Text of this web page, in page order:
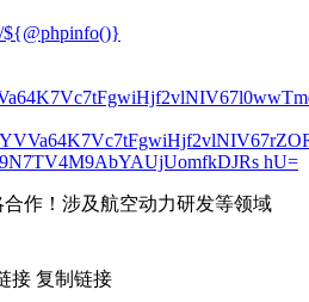
${@phpinfo()}
hU=
作！涉及航空动力研发等领域
接 复制链接